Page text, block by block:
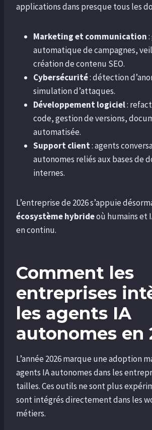
applications dans presque tous les
Marketing et communication
automatique de campagnes,
création de contenu SEO.
Cybersécurité: détection
simulation d’attaques.
Développement logiciel:
code, gestion de versions,
automatisée.
Support client: agents
autonomes reliés aux bases de
internes.
L’entreprise de 2026 s’appuie
écosystème hybrideoù humains et
en continu.
Comment les
entreprises
les agents IA
autonomes en
L’année 2026 marque une adoption
agents IA autonomes dans les
tailles. Ces outils ne sont plus
sont intégrés directement dans les
métiers.